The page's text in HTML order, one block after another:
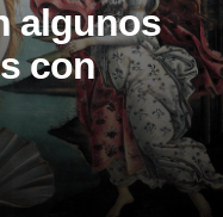
algunos
con